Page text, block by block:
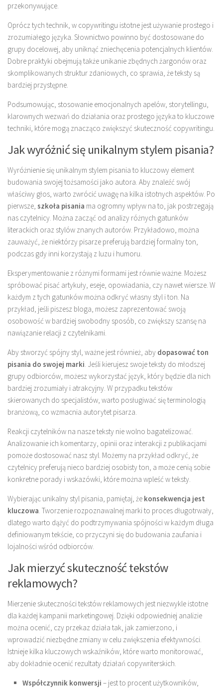
przekonywujące.
Oprócz tych technik, w copywritingu istotne jest używanie prostego i
zrozumiałego języka. Słownictwo powinno być dostosowane do
grupy docelowej, aby uniknąć zniechęcenia potencjalnych klientów.
Dobre praktyki obejmują także unikanie zbędnych żargonów oraz
skomplikowanych struktur zdaniowych, co sprawia, że teksty są
bardziej przystępne.
Podsumowując, stosowanie emocjonalnych apelów, storytellingu,
klarownych wezwań do działania oraz prostego języka to kluczowe
techniki, które mogą znacząco zwiększyć skuteczność copywritingu.
Jak wyróżnić się unikalnym stylem pisania?
Wyróżnienie się unikalnym stylem pisania to kluczowy element
budowania swojej tożsamości jako autora. Aby znaleźć swój
właściwy głos, warto zwrócić uwagę na kilka istotnych aspektów. Po
pierwsze, szkoła pisania ma ogromny wpływ na to, jak postrzegają
nas czytelnicy. Można zacząć od analizy różnych gatunków
literackich oraz stylów znanych autorów. Przykładowo, można
zauważyć, że niektórzy pisarze preferują bardziej formalny ton,
podczas gdy inni korzystają z luzu i humoru.
Eksperymentowanie z różnymi formami jest równie ważne. Możesz
spróbować pisać artykuły, eseje, opowiadania, czy nawet wiersze. W
każdym z tych gatunków można odkryć własny styl i ton. Na
przykład, jeśli piszesz bloga, możesz zaprezentować swoją
osobowość w bardziej swobodny sposób, co zwiększy szansę na
nawiązanie relacji z czytelnikami.
Aby stworzyć spójny styl, ważne jest również, aby dopasować ton
pisania do swojej marki . Jeśli kierujesz swoje teksty do młodszej
grupy odbiorców, możesz wykorzystać język, który będzie dla nich
bardziej zrozumiały i atrakcyjny. W przypadku tekstów
skierowanych do specjalistów, warto posługiwać się terminologią
branżową, co wzmacnia autorytet pisarza.
Reakcji czytelników na nasze teksty nie wolno bagatelizować.
Analizowanie ich komentarzy, opinii oraz interakcji z publikacjami
pomoże dostosować nasz styl. Możemy na przykład odkryć, że
czytelnicy preferują nieco bardziej osobisty ton, a może cenią sobie
konkretne porady i wskazówki, które można wpleść w teksty.
Wybierając unikalny styl pisania, pamiętaj, że konsekwencja jest
kluczowa . Tworzenie rozpoznawalnej marki to proces długotrwały,
dlatego warto dążyć do podtrzymywania spójności w każdym długa
definiowanym tekście, co przyczyni się do budowania zaufania i
lojalności wśród odbiorców.
Jak mierzyć skuteczność tekstów
reklamowych?
Mierzenie skuteczności tekstów reklamowych jest niezwykle istotne
dla każdej kampanii marketingowej. Dzięki odpowiedniej analizie
można ocenić, czy przekaz działa tak, jak zamierzono, i
wprowadzić niezbędne zmiany w celu zwiększenia efektywności.
Istnieje kilka kluczowych wskaźników, które warto monitorować,
aby dokładnie ocenić rezultaty działań copywriterskich.
Współczynnik konwersji – jest to procent użytkowników,